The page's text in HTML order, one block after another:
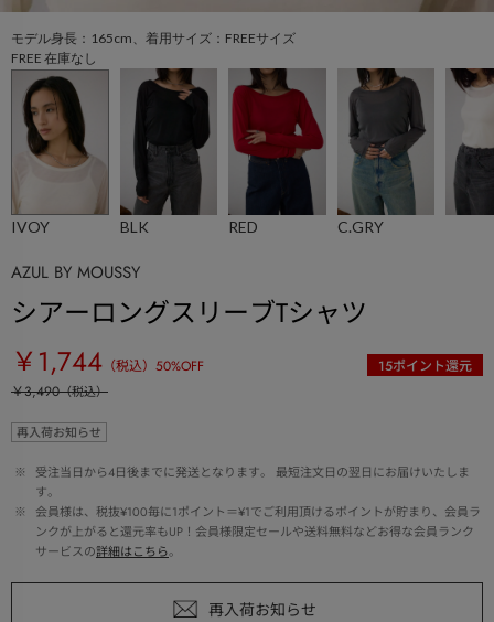
モデル身長：165cm、着用サイズ：FREEサイズ
FREE 在庫なし
IVOY BLK RED C.GRY
AZUL BY MOUSSY
シアーロングスリーブTシャツ
￥1,744 （税込） 50%OFF 15ポイント還元
￥3,490（税込）
再入荷お知らせ
※
受注当日から4日後までに発送となります。 最短注文日の翌日にお届けいたしま
す。
※
会員様は、税抜¥100毎に1ポイント＝¥1でご利用頂けるポイントが貯まり、会員ラ
ンクが上がると還元率もUP！会員様限定セールや送料無料などお得な会員ランク
サービスの詳細はこちら。